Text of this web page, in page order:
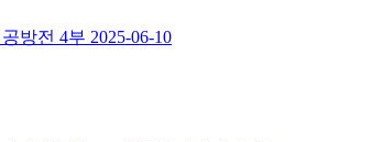
방전 4부 2025-06-10